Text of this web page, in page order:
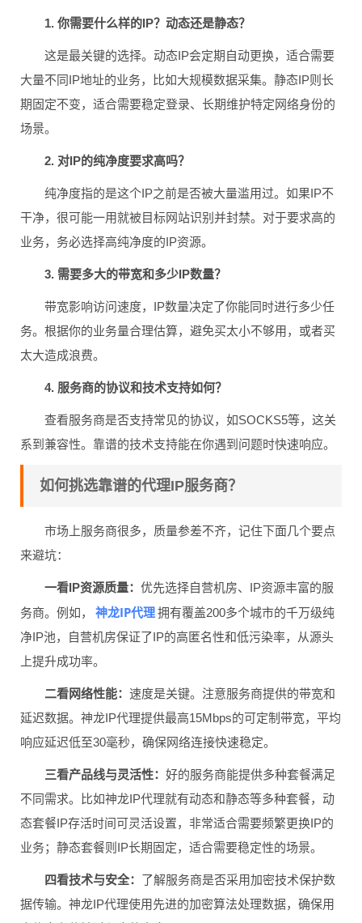
1. 你需要什么样的IP？动态还是静态？
这是最关键的选择。动态IP会定期自动更换，适合需要
大量不同IP地址的业务，比如大规模数据采集。静态IP则长
期固定不变，适合需要稳定登录、长期维护特定网络身份的
场景。
2. 对IP的纯净度要求高吗？
纯净度指的是这个IP之前是否被大量滥用过。如果IP不
干净，很可能一用就被目标网站识别并封禁。对于要求高的
业务，务必选择高纯净度的IP资源。
3. 需要多大的带宽和多少IP数量？
带宽影响访问速度，IP数量决定了你能同时进行多少任
务。根据你的业务量合理估算，避免买太小不够用，或者买
太大造成浪费。
4. 服务商的协议和技术支持如何？
查看服务商是否支持常见的协议，如SOCKS5等，这关
系到兼容性。靠谱的技术支持能在你遇到问题时快速响应。
如何挑选靠谱的代理IP服务商？
市场上服务商很多，质量参差不齐，记住下面几个要点
来避坑：
一看IP资源质量： 优先选择自营机房、IP资源丰富的服
务商。例如，
神龙IP代理拥有覆盖200多个城市的千万级纯
净IP池，自营机房保证了IP的高匿名性和低污染率，从源头
上提升成功率。
二看网络性能： 速度是关键。注意服务商提供的带宽和
延迟数据。神龙IP代理提供最高15Mbps的可定制带宽，平均
响应延迟低至30毫秒，确保网络连接快速稳定。
三看产品线与灵活性： 好的服务商能提供多种套餐满足
不同需求。比如神龙IP代理就有动态和静态等多种套餐，动
态套餐IP存活时间可灵活设置，非常适合需要频繁更换IP的
业务；静态套餐则IP长期固定，适合需要稳定性的场景。
四看技术与安全： 了解服务商是否采用加密技术保护数
据传输。神龙IP代理使用先进的加密算法处理数据，确保用